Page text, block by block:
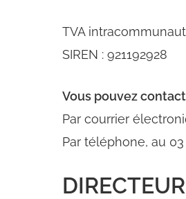
TVA
SIREN : 921192928
Vous pouvez
Par courrier
Par téléphone, au 03